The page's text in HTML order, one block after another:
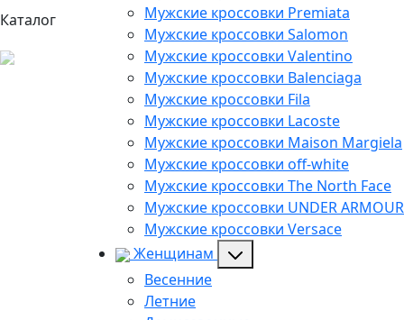
Каталог
Мужские кроссовки Premiata
Мужские кроссовки Salomon
Мужские кроссовки Valentino
Мужские кроссовки Balenciaga
Мужские кроссовки Fila
Мужские кроссовки Lacoste
Мужские кроссовки Maison Margiela
Мужские кроссовки off-white
Мужские кроссовки The North Face
Мужские кроссовки UNDER ARMOUR
Мужские кроссовки Versace
Женщинам
Весенние
Летние